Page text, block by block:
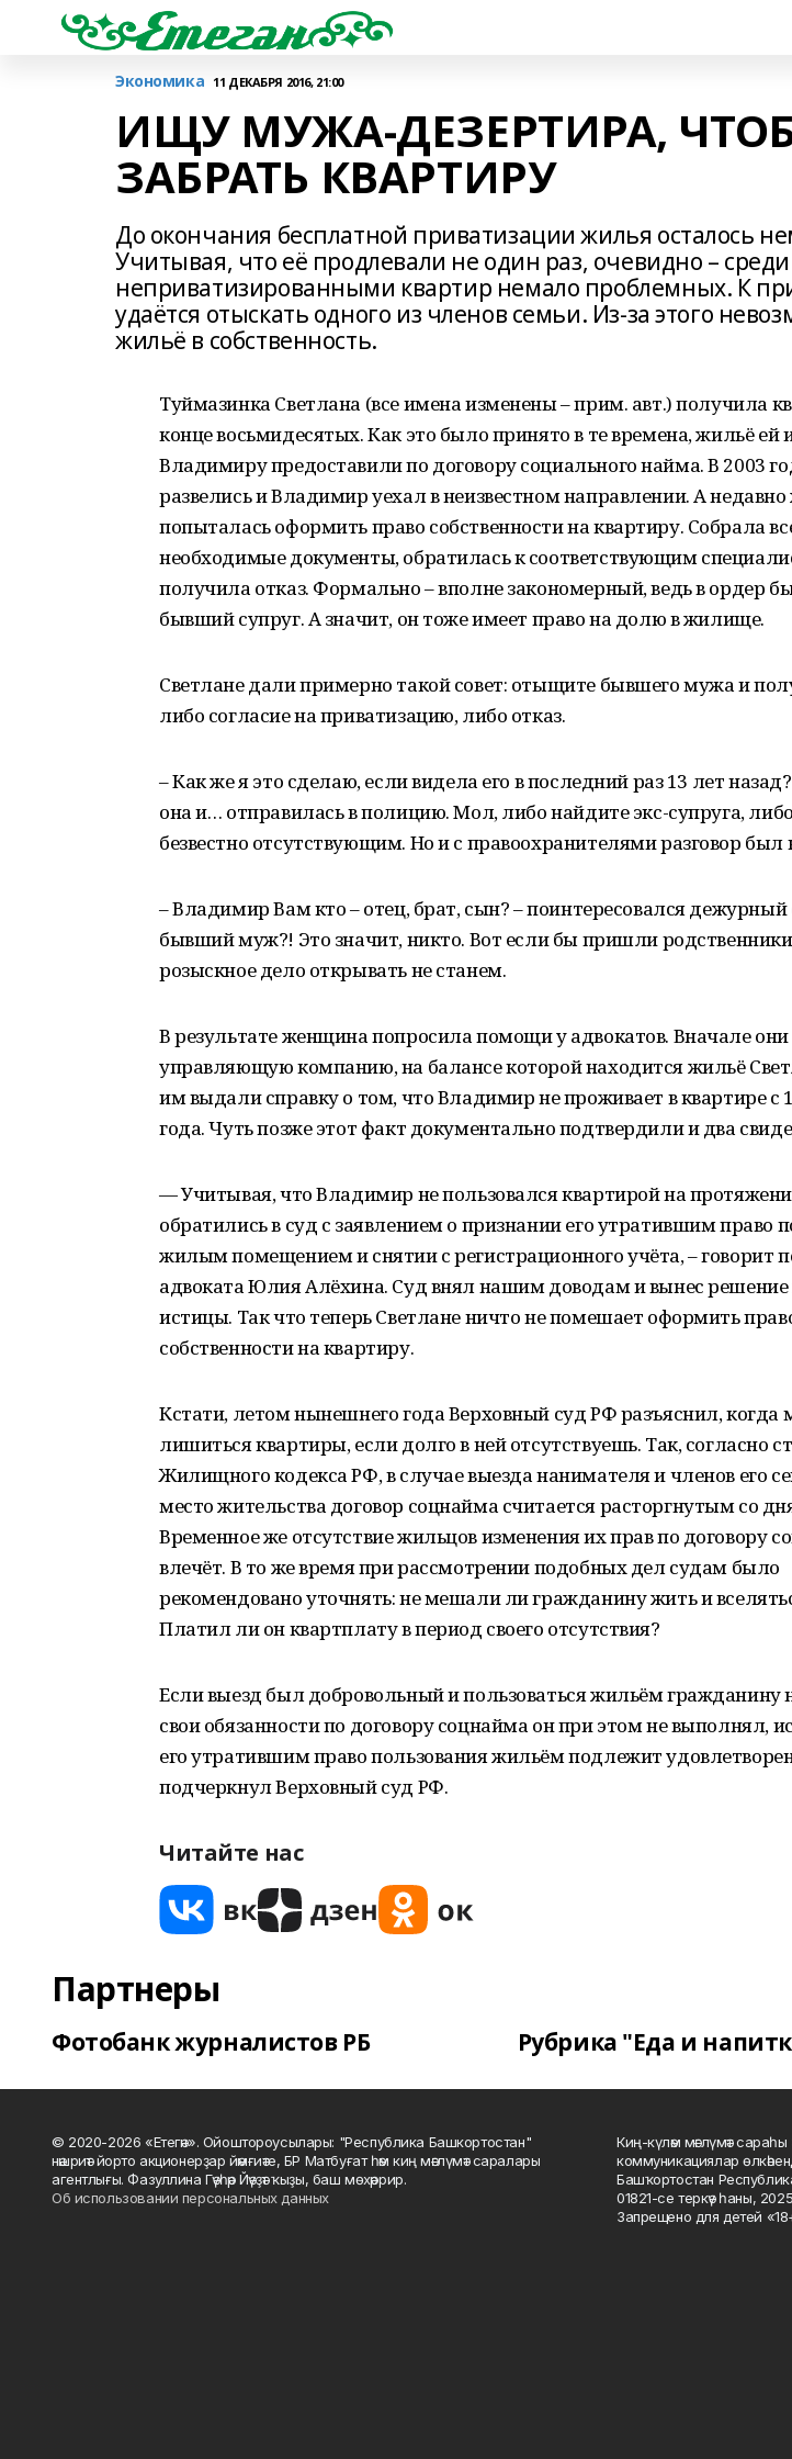
Экономика 11 ДЕКАБРЯ 2016, 21:00
ИЩУ МУЖА-ДЕЗЕРТИРА, ЧТОБ
ЗАБРАТЬ КВАРТИРУ
До окончания бесплатной приватизации жилья осталось
Учитывая, что её продлевали не один раз, очевидно –
неприватизированными квартир немало проблемных. К
удаётся отыскать одного из членов семьи. Из-за этого
жильё в собственность.
Туймазинка Светлана (все имена изменены – прим. авт.) получила
конце восьмидесятых. Как это было принято в те времена, жильё ей
Владимиру предоставили по договору социального найма. В 2003
развелись и Владимир уехал в неизвестном направлении. А
попыталась оформить право собственности на квартиру. Собрала
необходимые документы, обратилась к соответствующим
получила отказ. Формально – вполне закономерный, ведь в ордер
бывший супруг. А значит, он тоже имеет право на долю в жилище.
Светлане дали примерно такой совет: отыщите бывшего мужа и
либо согласие на приватизацию, либо отказ.
– Как же я это сделаю, если видела его в последний раз 13 лет
она и… отправилась в полицию. Мол, либо найдите экс-супруга,
безвестно отсутствующим. Но и с правоохранителями разговор был
– Владимир Вам кто – отец, брат, сын? – поинтересовался дежурный
бывший муж?! Это значит, никто. Вот если бы пришли
розыскное дело открывать не станем.
В результате женщина попросила помощи у адвокатов. Вначале они
управляющую компанию, на балансе которой находится жильё
им выдали справку о том, что Владимир не проживает в квартире с
года. Чуть позже этот факт документально подтвердили и два
— Учитывая, что Владимир не пользовался квартирой на
обратились в суд с заявлением о признании его утратившим право
жилым помещением и снятии с регистрационного учёта, – говорит
адвоката Юлия Алёхина. Суд внял нашим доводам и вынес решение
истицы. Так что теперь Светлане ничто не помешает оформить
собственности на квартиру.
Кстати, летом нынешнего года Верховный суд РФ разъяснил, когда
лишиться квартиры, если долго в ней отсутствуешь. Так, согласно
Жилищного кодекса РФ, в случае выезда нанимателя и членов его
место жительства договор соцнайма считается расторгнутым со
Временное же отсутствие жильцов изменения их прав по договору
влечёт. В то же время при рассмотрении подобных дел судам было
рекомендовано уточнять: не мешали ли гражданину жить и
Платил ли он квартплату в период своего отсутствия?
Если выезд был добровольный и пользоваться жильём гражданину
свои обязанности по договору соцнайма он при этом не выполнял,
его утратившим право пользования жильём подлежит
подчеркнул Верховный суд РФ.
Читайте нас
Партнеры
Фотобанк журналистов РБ Рубрика "Еда и
© 2020-2026 «Етегән». Ойоштороусылары: "Республика Башкортостан"
нәшриәт йорто акционерҙар йәмғиәте, БР Матбуғат һәм киң мәғлүмәт саралары
агентлығы. Фазуллина Гәүһәр Йәүҙәт ҡыҙы, баш мөхәррир.
Об использовании персональных данных
Киң-күләм мәғлүмәт
коммуникациялар
Башҡортостан
01821-се теркәү һаны,
Запрещено для детей